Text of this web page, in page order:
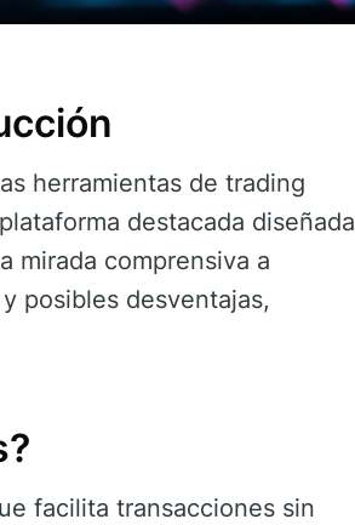
herramientas de trading
destacada diseñada
mirada comprensiva a
posibles desventajas,
facilita transacciones sin